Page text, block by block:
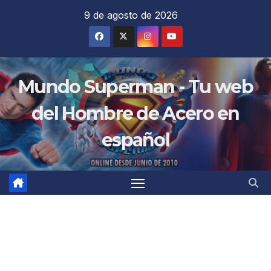
9 de agosto de 2026
Mundo Superman - Tu web
del Hombre de Acero en
español